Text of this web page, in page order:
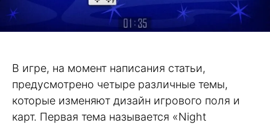
В игре, на момент написания статьи,
предусмотрено четыре различные темы,
которые изменяют дизайн игрового поля и
карт. Первая тема называется «Night